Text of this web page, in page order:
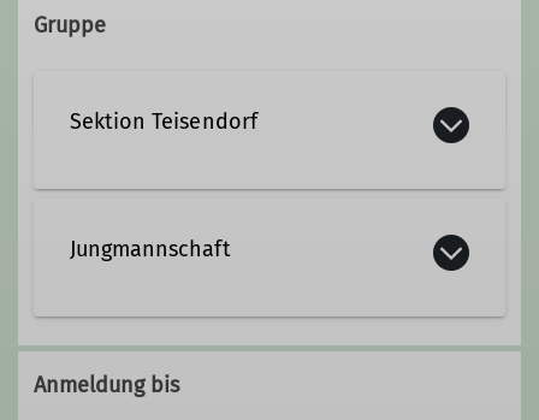
Qualifikationen
Leiter Jungmannschaft Teisendorf
Gruppe
Sektion Teisendorf
Jungmannschaft
Hier finden sich alle wieder, die für
die Jugendgruppe zu alt werden oder
diejenigen, die über 18 Jahre alt sind
Anmeldung bis